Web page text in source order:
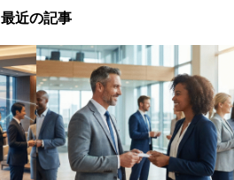
最近の記事